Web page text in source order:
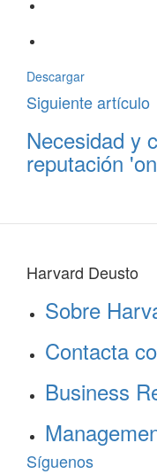
Descargar
Siguiente artículo
Necesidad y
reputación
Harvard Deusto
Sobre
Contacta
Business
Síguenos